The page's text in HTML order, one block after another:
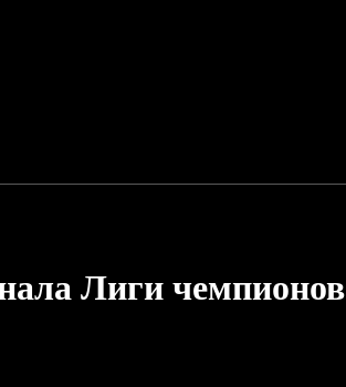
Лиги чемпионов